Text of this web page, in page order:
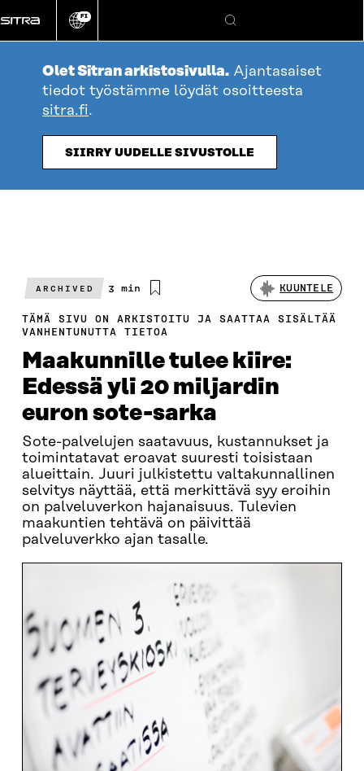
suoraan
sisältöön
Vaihda
kieli
FI
Hae
Olet Sitran arkistosivulla. Ajantasaiset
tiedot työstämme löydät osoitteesta
sitra.fi.
SIIRRY UUDELLE SIVUSTOLLE
ARCHIVED
Arvioitu
3 min KUUNTELE
TÄMÄ SIVU ON ARKISTOITU JA SAATTAA SISÄLTÄÄ
VANHENTUNUTTA TIETOA
Maakunnille tulee kiire:
Edessä yli 20 miljardin
euron sote-sarka
Sote-palvelujen saatavuus, kustannukset ja
toimintatavat eroavat suuresti toisistaan
alueittain. Juuri julkistettu valtakunnallinen
selvitys näyttää, että merkittävä syy eroihin
on palveluverkon hajanaisuus. Tulevien
maakuntien tehtävä on päivittää
palveluverkko ajan tasalle.